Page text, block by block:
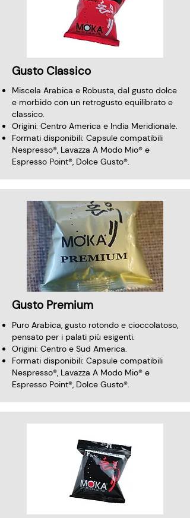
Gusto Classico
Miscela Arabica e Robusta, dal gusto dolce
e morbido con un retrogusto equilibrato e
classico.
Origini: Centro America e India Meridionale.
Formati disponibili: Capsule compatibili
Nespresso®, Lavazza A Modo Mio® e
Espresso Point®, Dolce Gusto®.
Gusto Premium
Puro Arabica, gusto rotondo e cioccolatoso,
pensato per i palati più esigenti.
Origini: Centro e Sud America.
Formati disponibili: Capsule compatibili
Nespresso®, Lavazza A Modo Mio® e
Espresso Point®, Dolce Gusto®.